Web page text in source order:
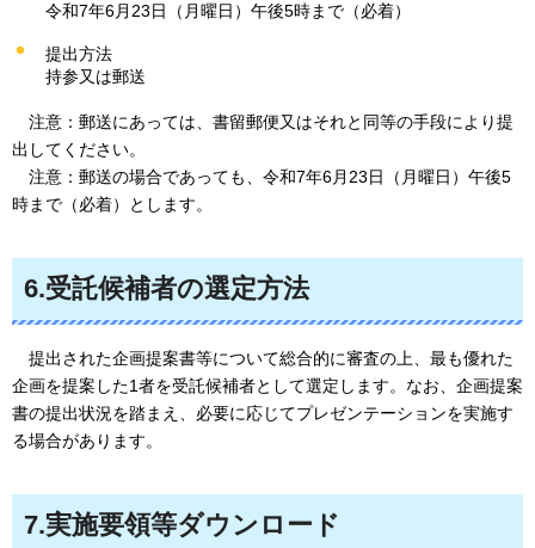
令和7年6月23日（月曜日）午後5時まで（必着）
提出方法
持参又は郵送
注意： 郵送にあっては、書留郵便又はそれと同等の手段により提
出してください。
注意：郵送の場合であっても、令和7年6月23日（月曜日）午後5
時まで（必着）とします。
6.受託候補者の選定方法
提出された企画提案書等について総合的に審査の上、最も優れた
企画を提案した1者を受託候補者として選定します。なお、企画提案
書の提出状況を踏まえ、必要に応じてプレゼンテーションを実施す
る場合があります。
7.実施要領等ダウンロード